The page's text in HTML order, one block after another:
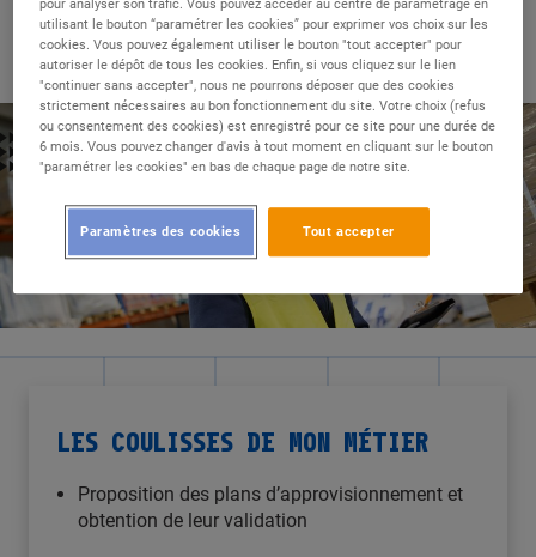
aussi d’optimiser le niveau des stocks immobilisés. Il
faut toujours savoir, à un instant donné, les quantités
réellement disponibles.
LES COULISSES DE MON MÉTIER
Proposition des plans d’approvisionnement et
obtention de leur validation
pour analyser son trafic. Vous pouvez accéder au centre de paramétrage en
utilisant le bouton “paramétrer les cookies” pour exprimer vos choix sur les
cookies. Vous pouvez également utiliser le bouton "tout accepter" pour
autoriser le dépôt de tous les cookies. Enfin, si vous cliquez sur le lien
"continuer sans accepter", nous ne pourrons déposer que des cookies
strictement nécessaires au bon fonctionnement du site. Votre choix (refus
ou consentement des cookies) est enregistré pour ce site pour une durée de
6 mois. Vous pouvez changer d'avis à tout moment en cliquant sur le bouton
"paramétrer les cookies" en bas de chaque page de notre site.
Tout accepter
Paramètres des cookies